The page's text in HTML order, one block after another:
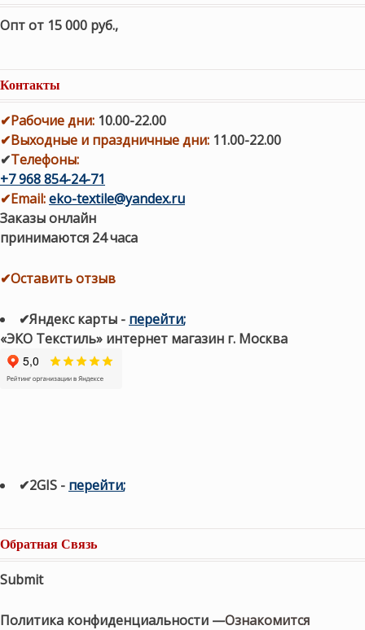
Опт от 15 000 руб.,
Контакты
✔Рабочие дни: 10.00-22.00
✔Выходные и праздничные дни: 11.00-22.00
✔Телефоны:
+7 968 854-24-71
✔Email:eko-textile@yandex.ru
Заказы онлайн
принимаются 24 часа
✔Оставить отзыв
✔Яндекс карты - перейти;
«ЭКО Текстиль» интернет магазин г. Москва
✔2GIS - перейти;
Обратная Связь
Submit
Политика конфиденциальности —Ознакомится